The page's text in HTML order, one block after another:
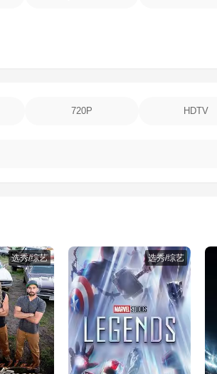
720P HDTV
选秀/综艺 选秀/综艺